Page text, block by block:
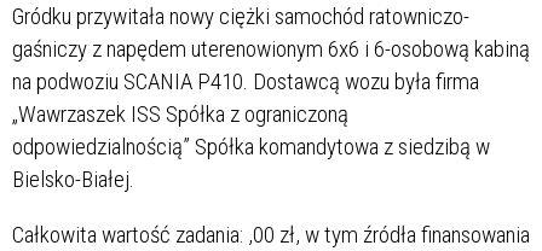
Gródku przywitała nowy ciężki samochód ratowniczo-
gaśniczy z napędem uterenowionym 6x6 i 6-osobową kabiną
na podwoziu SCANIA P410. Dostawcą wozu była firma
„Wawrzaszek ISS Spółka z ograniczoną
odpowiedzialnością” Spółka komandytowa z siedzibą w
Bielsko-Białej.
Całkowita wartość zadania: ,00 zł, w tym źródła finansowania